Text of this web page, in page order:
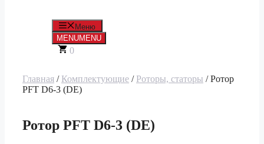
Меню
MENUMENU
0
Главная / Комплектующие / Роторы, статоры / Ротор
PFT D6-3 (DE)
Ротор PFT D6-3 (DE)